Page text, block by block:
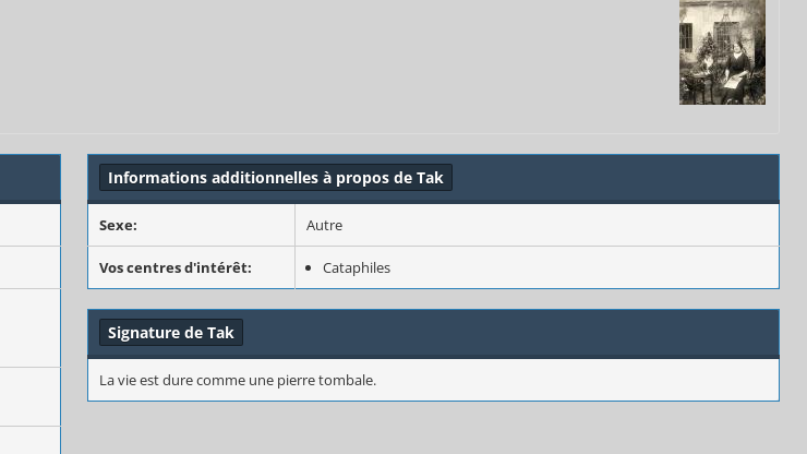
Informations additionnelles à propos de Tak
Sexe: Autre
Vos centres d'intérêt: Cataphiles
Signature de Tak
La vie est dure comme une pierre tombale.